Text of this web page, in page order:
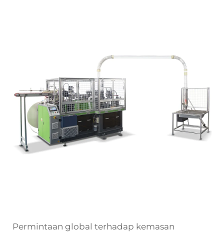
Permintaan global terhadap kemasan